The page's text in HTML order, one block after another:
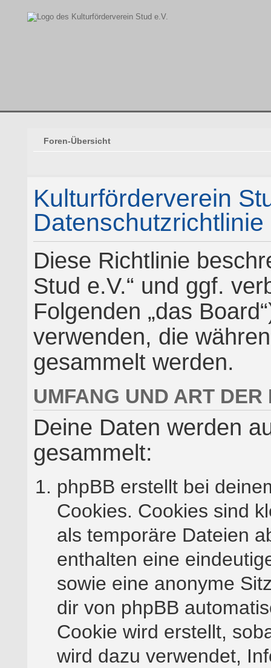
Foren-Übersicht
Kulturförderverein
Datenschutzrichtlinie
Diese Richtlinie
Stud e.V.“ und ggf.
Folgenden „das
verwenden, die
gesammelt werden.
UMFANG UND ART
Deine Daten werden
gesammelt:
phpBB erstellt bei
Cookies. Cookies sind
als temporäre Dateien
enthalten eine
sowie eine anonyme
dir von phpBB
Cookie wird erstellt,
wird dazu verwendet,